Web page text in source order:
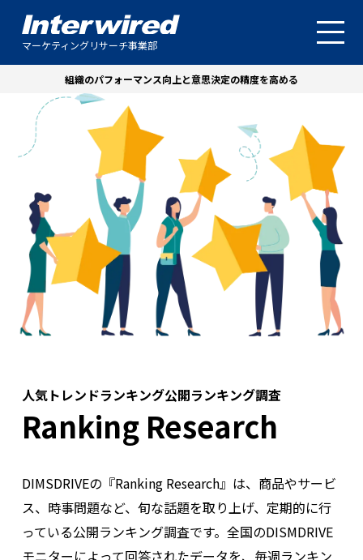
マーケティングリサーチ事業部
組織のパフォーマンス向上と意思決定の精度を高める
人気トレンドランキング公開ランキング調査
Ranking Research
DIMSDRIVEの『Ranking Research』は、商品やサービ
ス、時事問題など、旬な話題を取り上げ、定期的に行
っている公開ランキング調査です。全国のDISMDRIVE
モニターによって回答されたデータを、毎週ランキン